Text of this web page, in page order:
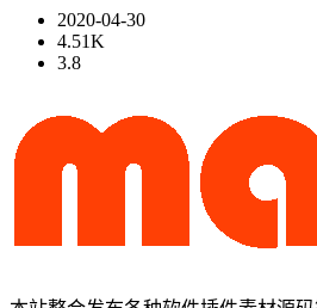
2020-04-30
4.51K
3.8